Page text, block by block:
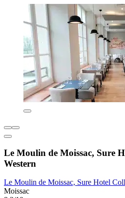
Le Moulin de Moissac, Sure
Western
Le Moulin de Moissac, Sure Hotel
Moissac